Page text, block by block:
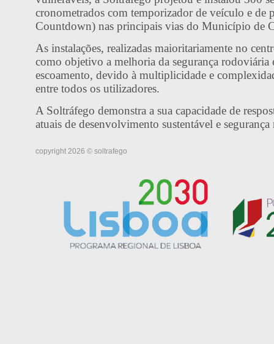
cronometrados com temporizador de veículo e de
Countdown) nas principais vias do Município de
As instalações, realizadas maioritariamente no
como objetivo a melhoria da segurança rodoviária
escoamento, devido à multiplicidade e
entre todos os utilizadores.
A Soltráfego demonstra a sua capacidade de
atuais de desenvolvimento sustentável e
copyright 2026 © soltrafego